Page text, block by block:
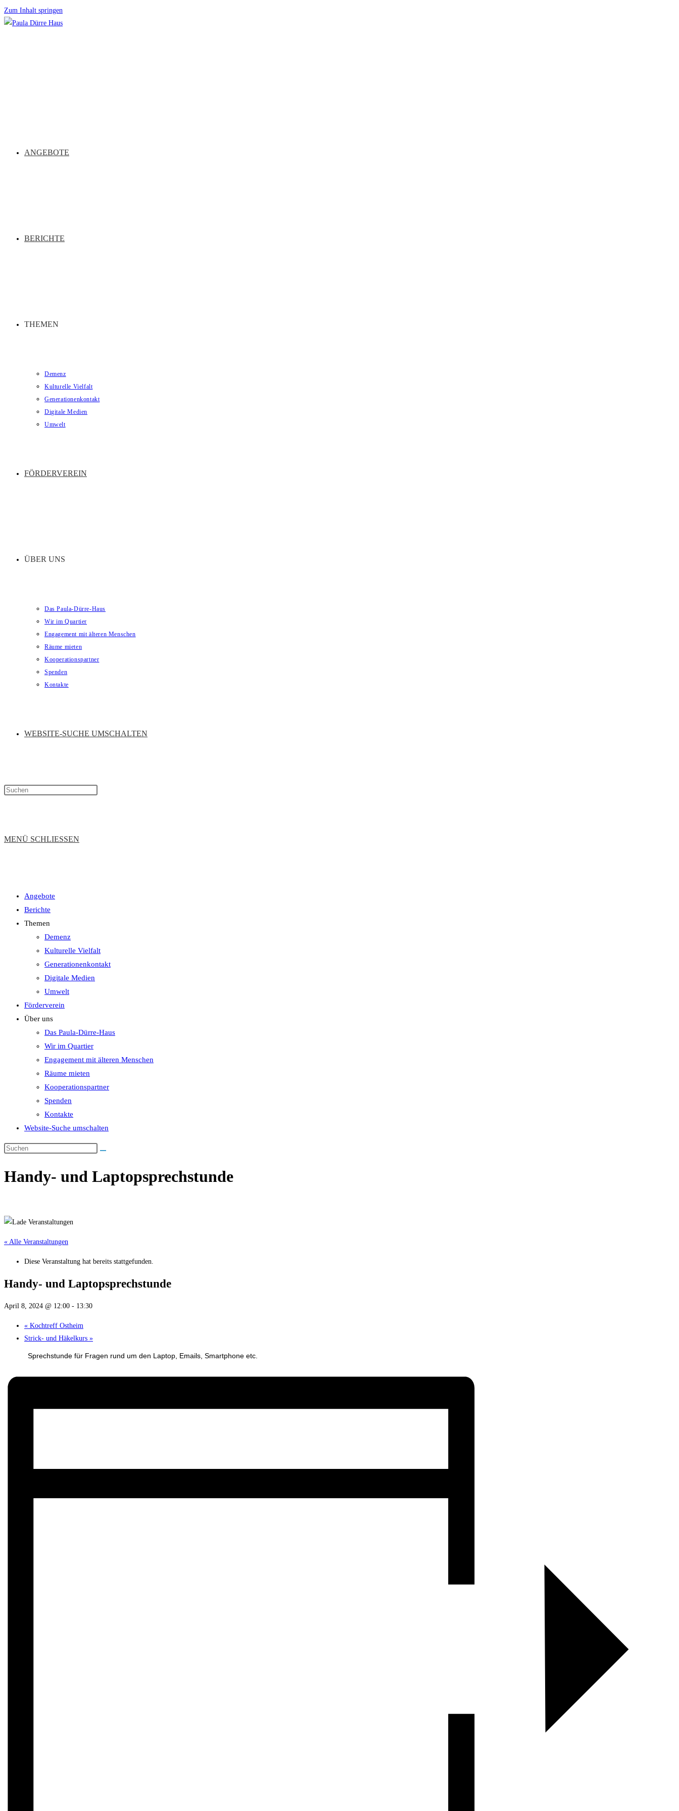
Zum Inhalt springen
ANGEBOTE
BERICHTE
THEMEN
Demenz
Kulturelle Vielfalt
Generationenkontakt
Digitale Medien
Umwelt
FÖRDERVEREIN
ÜBER UNS
Das Paula-Dürre-Haus
Wir im Quartier
Engagement mit älteren Menschen
Räume mieten
Kooperationspartner
Spenden
Kontakte
WEBSITE-SUCHE UMSCHALTEN
MENÜ SCHLIESSEN
Angebote
Berichte
Themen
Demenz
Kulturelle Vielfalt
Generationenkontakt
Digitale Medien
Umwelt
Förderverein
Über uns
Das Paula-Dürre-Haus
Wir im Quartier
Engagement mit älteren Menschen
Räume mieten
Kooperationspartner
Spenden
Kontakte
Website-Suche umschalten
Handy- und Laptopsprechstunde
« Alle Veranstaltungen
Diese Veranstaltung hat bereits stattgefunden.
Handy- und Laptopsprechstunde
April 8, 2024 @ 12:00 - 13:30
« Kochtreff Ostheim
Strick- und Häkelkurs »
Sprechstunde für Fragen rund um den Laptop, Emails, Smartphone etc.